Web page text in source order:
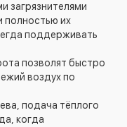
загрязнителями
полностью их
поддерживать
позволят быстро
воздух по
подача тёплого
когда